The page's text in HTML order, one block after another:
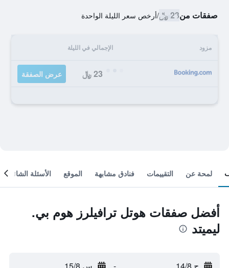
صفقات من23 ﷼ /أرخص سعر الليلة الواحدة
مزود الإجمالي في الليلة
23 ﷼ عرض الصفقة
لمحة عن التقييمات فنادق مشابهة الموقع الأسئلة الشائعة
أفضل صفقات هوتل ترافيلرز هوم بي.
ليميتد